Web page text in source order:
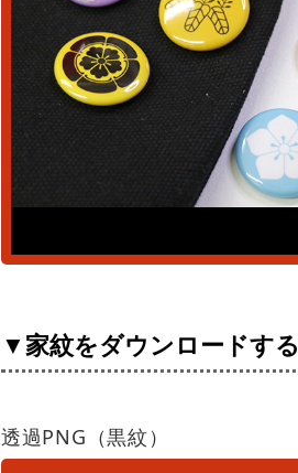
▼家紋をダウンロードする
透過PNG（黒紋）